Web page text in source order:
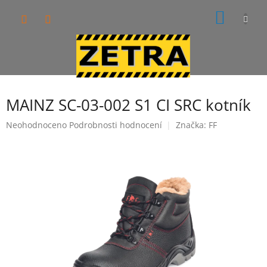
MAINZ SC-03-002 S1 CI SRC kotník
Průměrné
Neohodnoceno Podrobnosti hodnocení Značka: FF